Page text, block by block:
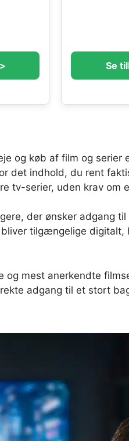
Se
og køb af film og serier
det indhold, du rent
tv-serier, uden krav om
der ønsker adgang
tilgængelige
mest anerkendte
adgang til et stort